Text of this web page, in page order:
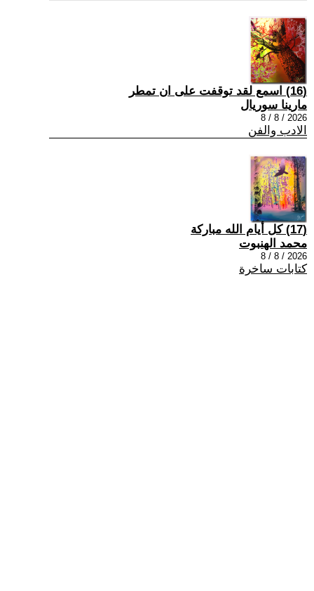
(16) اسمع لقد توقفت على ان تمطر
مارينا سوريال
2026 / 8 / 8
الادب والفن
(17) كل أيام الله مباركة
محمد الهنبوت
2026 / 8 / 8
كتابات ساخرة